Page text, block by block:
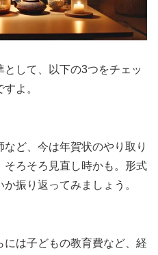
して、以下の3つをチェッ
よ。
ど、今は年賀状のやり取り
ろそろ見直し時かも。形式
振り返ってみましょう。
は子どもの教育費など、経